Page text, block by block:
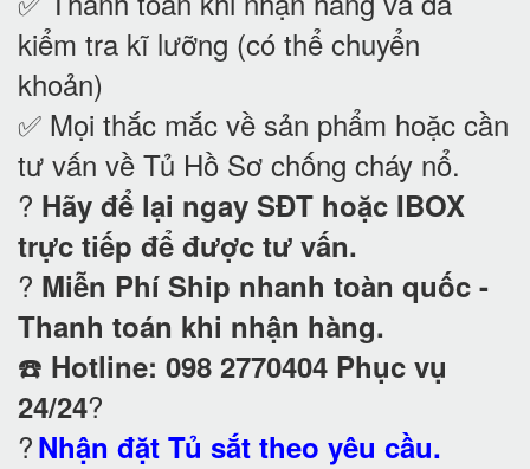
kiểm tra kĩ lưỡng (có thể chuyển
khoản)
✅ Mọi thắc mắc về sản phẩm hoặc cần
tư vấn về Tủ Hồ Sơ chống cháy nổ.
? Hãy để lại ngay SĐT hoặc IBOX
trực tiếp để được tư vấn.
? Miễn Phí Ship nhanh toàn quốc -
Thanh toán khi nhận hàng.
☎️ Hotline: 098 2770404 Phục vụ
24/24?
?Nhận đặt Tủ sắt theo yêu cầu.